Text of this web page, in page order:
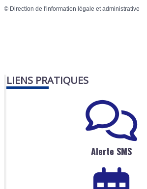
© Direction de l'information légale et administrative
LIENS PRATIQUES
Alerte SMS